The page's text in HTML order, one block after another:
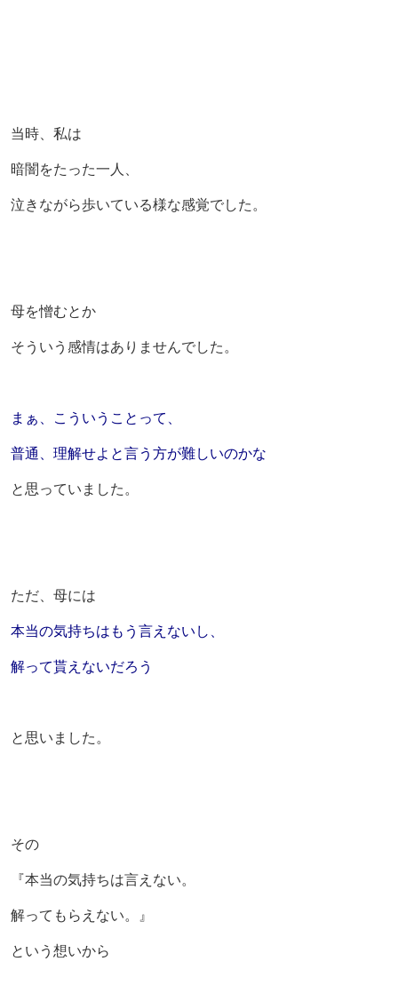
当時、私は
暗闇をたった一人、
泣きながら歩いている様な感覚でした。
母を憎むとか
そういう感情はありませんでした。
まぁ、こういうことって、
普通、理解せよと言う方が難しいのかな
と思っていました。
ただ、母には
本当の気持ちはもう言えないし、
解って貰えないだろう
と思いました。
その
『本当の気持ちは言えない。
解ってもらえない。』
という想いから